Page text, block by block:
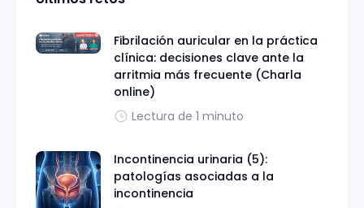
Fibrilación auricular en la práctica
clínica: decisiones clave ante la
arritmia más frecuente (Charla
online)
Lectura de 1 minuto
Incontinencia urinaria (5):
patologías asociadas a la
incontinencia